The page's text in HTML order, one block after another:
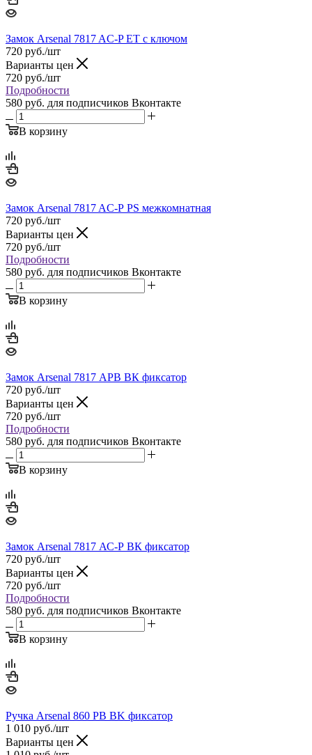
Замок Arsenal 7817 AС-P ET с ключом
720 руб./шт
Варианты цен
720 руб./шт
Подробности
580 руб. для подписчиков Вконтакте
В корзину
Замок Arsenal 7817 AС-Р PS межкомнатная
720 руб./шт
Варианты цен
720 руб./шт
Подробности
580 руб. для подписчиков Вконтакте
В корзину
Замок Arsenal 7817 АРВ ВК фиксатор
720 руб./шт
Варианты цен
720 руб./шт
Подробности
580 руб. для подписчиков Вконтакте
В корзину
Замок Arsenal 7817 АС-Р ВК фиксатор
720 руб./шт
Варианты цен
720 руб./шт
Подробности
580 руб. для подписчиков Вконтакте
В корзину
Ручка Arsenal 860 PB BK фиксатор
1 010 руб./шт
Варианты цен